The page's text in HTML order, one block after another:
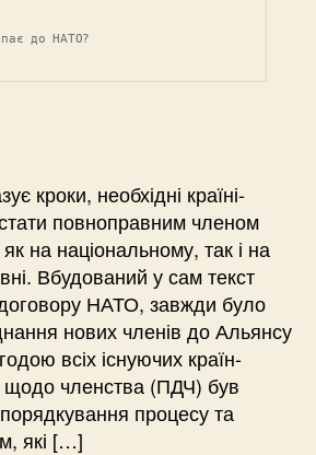
до НАТО?
кроки, необхідні країні-
повноправним членом
на національному, так і на
Вбудований у сам текст
НАТО, завжди було
нових членів до Альянсу
всіх існуючих країн-
щодо членства (ПДЧ) був
процесу та
які […]